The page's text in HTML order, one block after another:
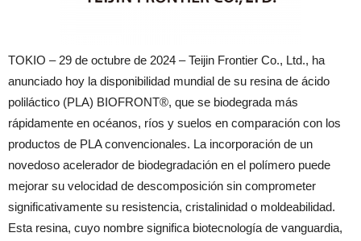
TOKIO – 29 de octubre de 2024 – Teijin Frontier Co., Ltd., ha
anunciado hoy la disponibilidad mundial de su resina de ácido
poliláctico (PLA) BIOFRONT®, que se biodegrada más
rápidamente en océanos, ríos y suelos en comparación con los
productos de PLA convencionales. La incorporación de un
novedoso acelerador de biodegradación en el polímero puede
mejorar su velocidad de descomposición sin comprometer
significativamente su resistencia, cristalinidad o moldeabilidad.
Esta resina, cuyo nombre significa biotecnología de vanguardia,